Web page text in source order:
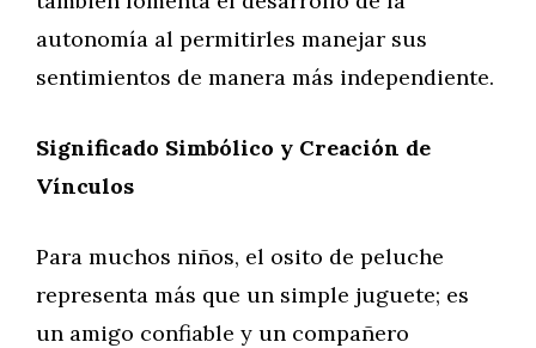
autonomía al permitirles manejar sus
sentimientos de manera más independiente.
Significado Simbólico y Creación de
Vínculos
Para muchos niños, el osito de peluche
representa más que un simple juguete; es
un amigo confiable y un compañero